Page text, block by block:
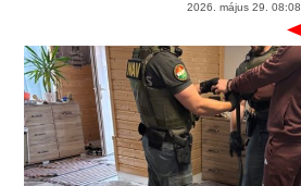
2026. május 29. 08:08